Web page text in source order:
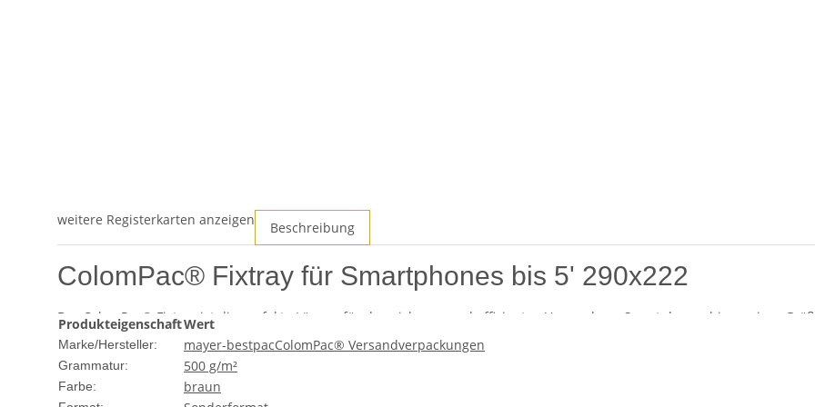
weitere Registerkarten anzeigen Beschreibung
ColomPac® Fixtray für Smartphones bis 5' 290x222
Der ColomPac® Fixtray ist die perfekte Lösung für den sicheren und effizienten Versand von Smartphones bis zu einer
wurde speziell entwickelt, um den Anforderungen des modernen E-Commerce gerecht zu werden, indem es optimalen
Produktmerkmale
ProdukteigenschaftWert
Marke/Hersteller: mayer-bestpacColomPac® Versandverpackungen
Grammatur: 500 g/m²
Farbe: braun